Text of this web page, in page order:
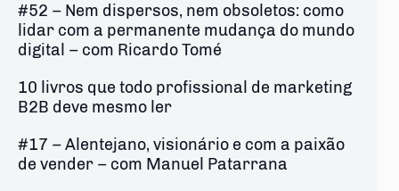
#52 – Nem dispersos, nem obsoletos: como
lidar com a permanente mudança do mundo
digital – com Ricardo Tomé
10 livros que todo profissional de marketing
B2B deve mesmo ler
#17 – Alentejano, visionário e com a paixão
de vender – com Manuel Patarrana